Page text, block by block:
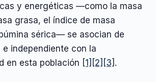
y energéticas —como la masa
grasa, el índice de masa
sérica— se asocian de
independiente con la
en esta población [1] [2] [3] .